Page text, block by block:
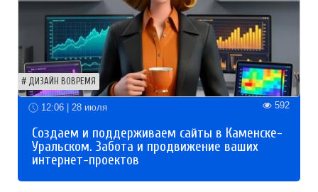
ДИЗАЙН ВОВРЕМЯ
12:06 | 28 июля 592
Создаем и поддерживаем сайты в Каменске-
Уральском. Забота и продвижение ваших
интернет-проектов